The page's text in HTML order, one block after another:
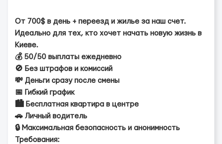
От 700$ в день + переезд и жилье за наш счет.
Идеально для тех, кто хочет начать новую жизнь в
Киеве.
💰 50/50 выплаты ежедневно
🚫 Без штрафов и комиссий
💸 Деньги сразу после смены
📅 Гибкий график
🏙 Бесплатная квартира в центре
🚗 Личный водитель
🔒 Максимальная безопасность и анонимность
Требования: